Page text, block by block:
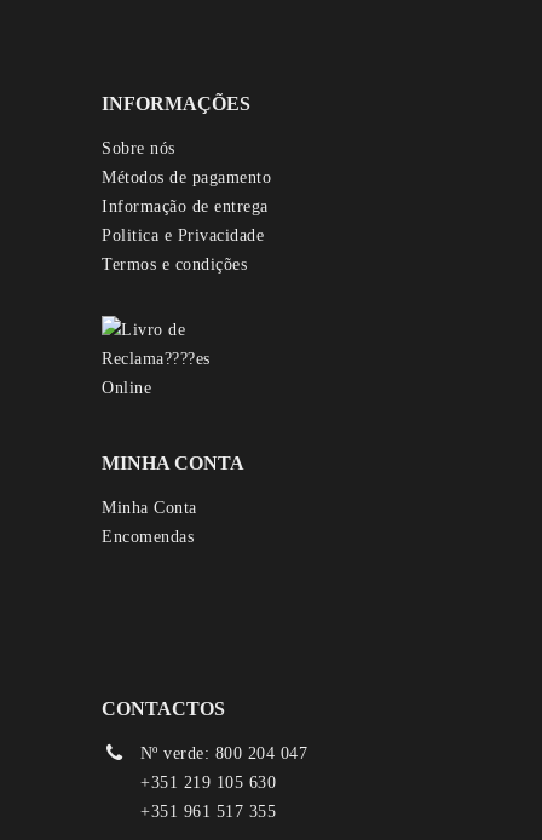
INFORMAÇÕES
Sobre nós
Métodos de pagamento
Informação de entrega
Politica e Privacidade
Termos e condições
MINHA CONTA
Minha Conta
Encomendas
CONTACTOS
Nº verde: 800 204 047
+351 219 105 630
+351 961 517 355